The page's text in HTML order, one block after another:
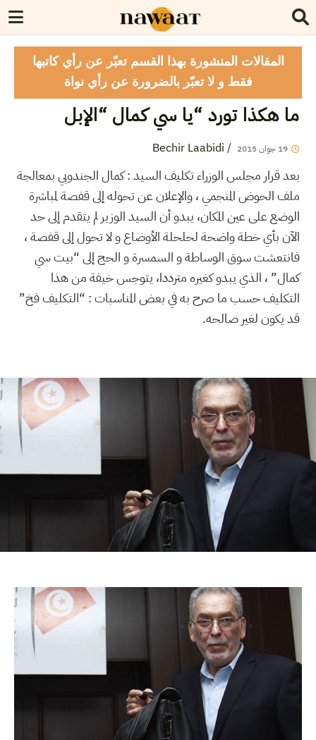
المقالات المنشورة بهذا القسم تعبّر عن رأي كاتبها
فقط و لا تعبّر بالضرورة عن رأي نواة
ما هكذا تورد “يا سي كمال “الإبل
19 جوان 2015
/
Bechir Laabidi
بعد قرار مجلس الوزراء تكليف السيد : كمال الجندوبي بمعالجة
ملف الحوض المنجمي ، والإعلان عن تحوله إلى قفصة لمباشرة
الوضع على عين المكان، يبدو أن السيد الوزير لم يتقدم إلى حد
الآن بأي خطة واضحة لحلحلة الأوضاع و لا تحول إلى قفصة ،
فانتعشت سوق الوساطة و السمسرة و الحج إلى “بيت سي
كمال” ، الذي يبدو كغيره مترددا، يتوجس خيفة من هذا
التكليف حسب ما صرح به في بعض المناسبات : “التكليف فخ”
قد يكون لغير صالحه.